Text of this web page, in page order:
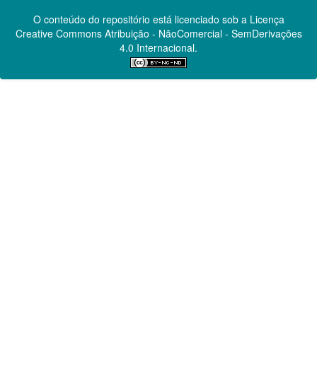
O conteúdo do repositório está licenciado sob a Licença
Creative CommonsAtribuição - NãoComercial - SemDerivações
4.0 Internacional.